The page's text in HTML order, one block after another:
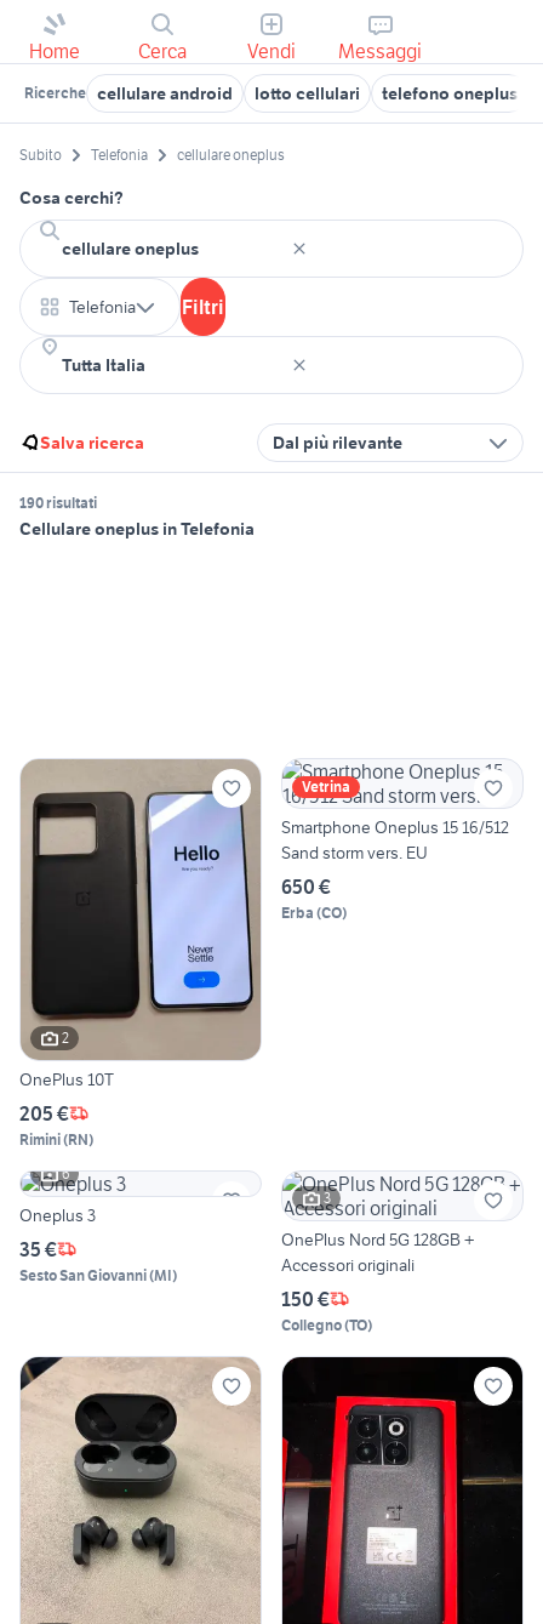
Home Cerca Vendi Messaggi
Ricerche cellulare android lotto cellulari telefono oneplus
Subito Telefonia cellulare oneplus
Cosa cerchi?
Telefonia Filtri
Salva ricerca Dal più rilevante
190 risultati
Cellulare oneplus in Telefonia
2
OnePlus 10T
205 €
Rimini(RN)
Vetrina
Smartphone Oneplus 15 16/512
Sand storm vers. EU
650 €
Erba (CO)
6
Oneplus 3
35 €
Sesto San Giovanni(MI)
3
OnePlus Nord 5G 128GB +
Accessori originali
150 €
Collegno(TO)